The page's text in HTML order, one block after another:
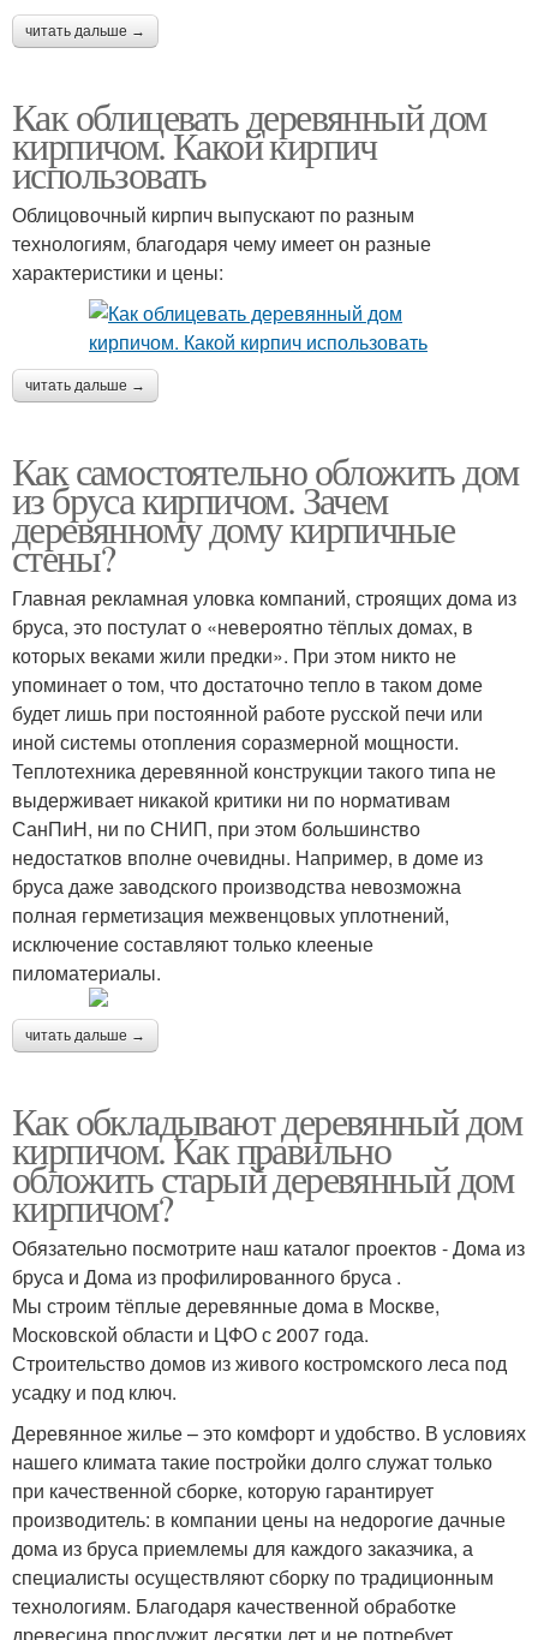
читать дальше →
Как облицевать деревянный дом
кирпичом. Какой кирпич
использовать
Облицовочный кирпич выпускают по разным
технологиям, благодаря чему имеет он разные
характеристики и цены:
читать дальше →
Как самостоятельно обложить дом
из бруса кирпичом. Зачем
деревянному дому кирпичные
стены?
Главная рекламная уловка компаний, строящих дома из
бруса, это постулат о «невероятно тёплых домах, в
которых веками жили предки». При этом никто не
упоминает о том, что достаточно тепло в таком доме
будет лишь при постоянной работе русской печи или
иной системы отопления соразмерной мощности.
Теплотехника деревянной конструкции такого типа не
выдерживает никакой критики ни по нормативам
СанПиН, ни по СНИП, при этом большинство
недостатков вполне очевидны. Например, в доме из
бруса даже заводского производства невозможна
полная герметизация межвенцовых уплотнений,
исключение составляют только клееные
пиломатериалы.
читать дальше →
Как обкладывают деревянный дом
кирпичом. Как правильно
обложить старый деревянный дом
кирпичом?
Обязательно посмотрите наш каталог проектов - Дома из
бруса и Дома из профилированного бруса .
Мы строим тёплые деревянные дома в Москве,
Московской области и ЦФО с 2007 года.
Строительство домов из живого костромского леса под
усадку и под ключ.
Деревянное жилье – это комфорт и удобство. В условиях
нашего климата такие постройки долго служат только
при качественной сборке, которую гарантирует
производитель: в компании цены на недорогие дачные
дома из бруса приемлемы для каждого заказчика, а
специалисты осуществляют сборку по традиционным
технологиям. Благодаря качественной обработке